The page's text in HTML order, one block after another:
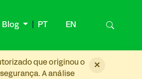
Blog PT EN
que originou o
A análise
×